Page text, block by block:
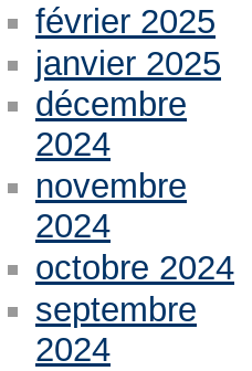
février 2025
janvier 2025
décembre
2024
novembre
2024
octobre 2024
septembre
2024